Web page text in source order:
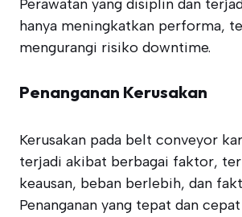
Perawatan yang disiplin dan
hanya meningkatkan performa,
mengurangi risiko downtime.
Penanganan Kerusakan
Kerusakan pada belt conveyor
terjadi akibat berbagai faktor,
keausan, beban berlebih, dan
Penanganan yang tepat dan